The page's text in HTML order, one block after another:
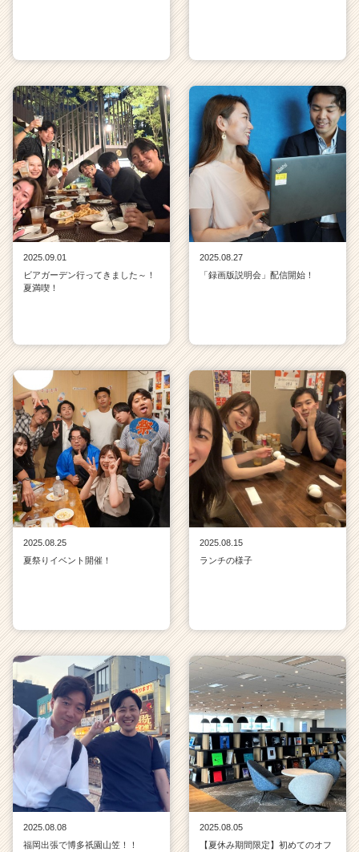
2025.09.01
ビアガーデン行ってきました～！
夏満喫！
2025.08.27
「録画版説明会」配信開始！
2025.08.25
夏祭りイベント開催！
2025.08.15
ランチの様子
2025.08.08
福岡出張で博多祇園山笠！！
2025.08.05
【夏休み期間限定】初めてのオフ